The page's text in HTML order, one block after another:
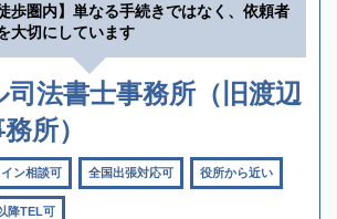
歩圏内】単なる手続きではなく、依頼者
大切にしています
法書士事務所（旧渡辺
所）
ン相談可 全国出張対応可 役所から近い
降TEL可